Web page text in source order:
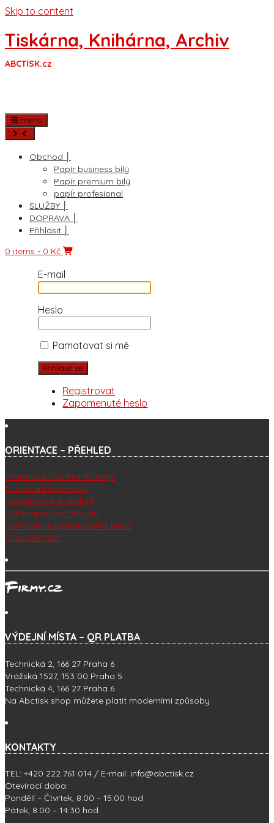
Skip to content
Tiskárna, Knihárna, Archiv
ABCTISK.cz
menu
Obchod │
Papír business bílý
Papír premium bílý
papÍr profesional
SLUŽBY │
DOPRAVA │
Přihlásit │
0 items - 0 Kč
E-mail
Heslo
Pamatovat si mě
Registrovat
Zapomenuté heslo
ORIENTACE – PŘEHLED
Informace o ochraně údajů
Obchodní podmínky
Kompletace a dodání
Odstoupení od nákupu
Obnovení zapomenutého hesla
O společnosti
VÝDEJNÍ MÍSTA – QR PLATBA
Technická 2, 166 27 Praha 6
Vrážská 1527, 153 00 Praha 5
Technická 4, 166 27 Praha 6
Na Abctisk shop můžete platit moderními způsoby.
KONTAKTY
TEL: +420 222 761 014 / E-mail: info@abctisk.cz
Otevírací doba:
Pondělí – Čtvrtek, 8:00 – 15:00 hod.
Pátek, 8:00 – 14:30 hod.